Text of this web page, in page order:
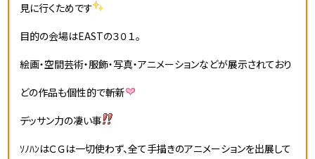
見に行くためです
目的の会場はEASTの３０１。
絵画・空間芸術・服飾・写真・アニメーションなどが展示されており
どの作品も個性的で斬新
デッサン力の凄い事
ｿﾉﾊﾝはＣＧは一切使わず、全て手描きのアニメーションを出展して